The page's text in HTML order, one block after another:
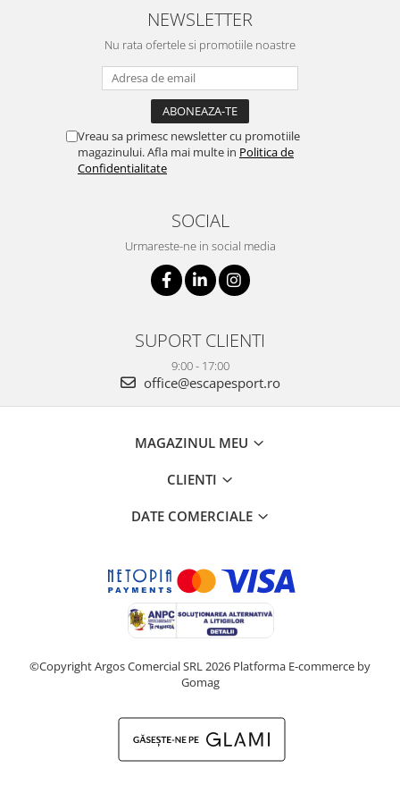
NEWSLETTER
Nu rata ofertele si promotiile noastre
Vreau sa primesc newsletter cu promotiile
magazinului. Afla mai multe in Politica de
Confidentialitate
SOCIAL
Urmareste-ne in social media
SUPORT CLIENTI
9:00 - 17:00
office@escapesport.ro
MAGAZINUL MEU
CLIENTI
DATE COMERCIALE
©Copyright Argos Comercial SRL 2026 Platforma E-commerce by
Gomag